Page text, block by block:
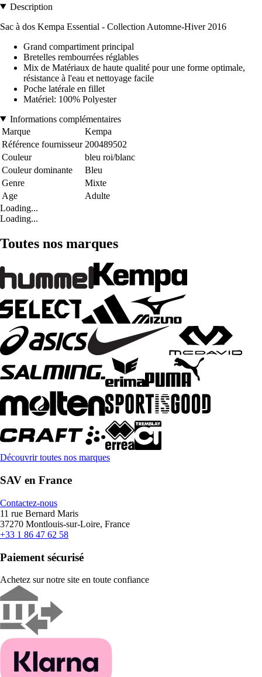
Description
Sac à dos Kempa Essential - Collection Automne-Hiver 2016
Grand compartiment principal
Bretelles rembourrées réglables
Mix de Matériaux de haute qualité pour une forme optimale,
résistance à l'eau et nettoyage facile
Poche latérale en fillet
Matériel: 100% Polyester
Informations complémentaires
Marque
Kempa
Référence fournisseur 200489502
Couleur
bleu roi/blanc
Couleur dominante
Bleu
Genre
Mixte
Age
Adulte
Loading...
Loading...
Toutes nos marques
Découvrir toutes nos marques
SAV en France
Contactez-nous
11 rue Bernard Maris
37270 Montlouis-sur-Loire, France
+33 1 86 47 62 58
Paiement sécurisé
Achetez sur notre site en toute confiance